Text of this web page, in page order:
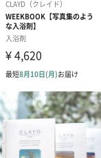
◎またアレルギー体
ひどくなってしまった
皮膚症状が治ったと
パックとしても
海外の一流ホテル